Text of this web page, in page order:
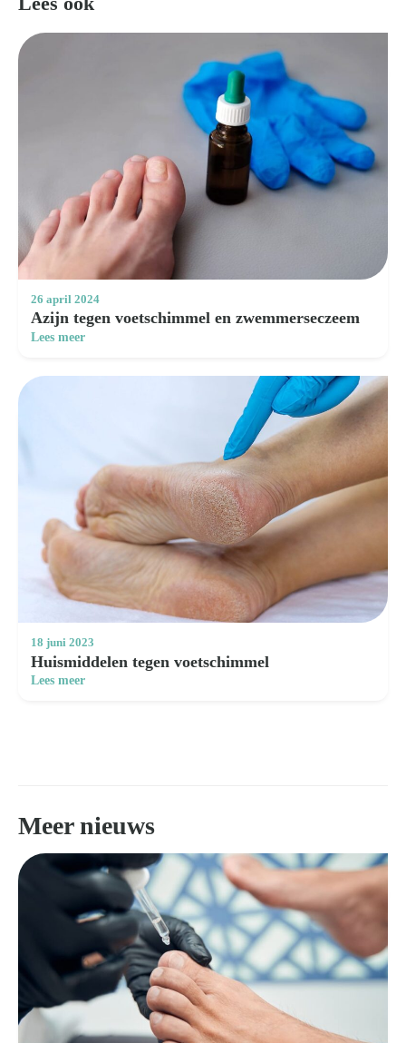
26 april 2024
Azijn tegen voetschimmel en zwemmerseczeem
Lees meer
18 juni 2023
Huismiddelen tegen voetschimmel
Lees meer
Meer nieuws